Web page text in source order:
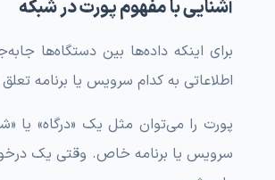
آشنایی با مفهوم پورت در شبکه
برای اینکه داده‌ها بین دستگاه‌ها
اطلاعاتی به کدام سرویس یا برنامه
پورت را می‌توان مثل یک «درگاه»
سرویس یا برنامه خاص. وقتی یک